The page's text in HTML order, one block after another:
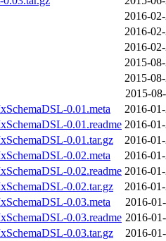
2016-
2016-
2016-
2015-
2015-
2015-
0.01.meta
2016-
0.01.readme 2016-
0.01.tar.gz
2016-
0.02.meta
2016-
0.02.readme 2016-
0.02.tar.gz
2016-
0.03.meta
2016-
0.03.readme 2016-
0.03.tar.gz
2016-